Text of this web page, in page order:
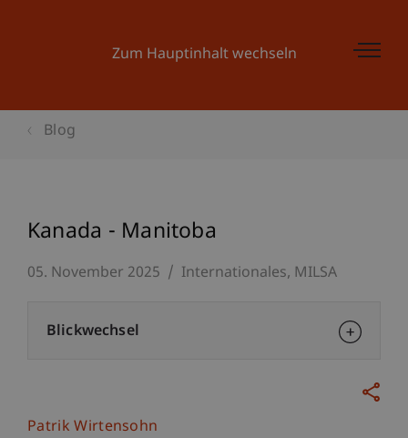
Zum Hauptinhalt wechseln
Blog
Kanada - Manitoba
05. November 2025 Internationales MILSA
Patrik Wirtensohn
Blickwechsel